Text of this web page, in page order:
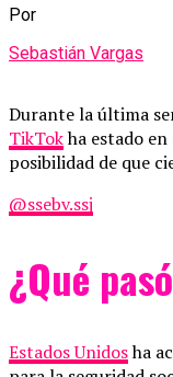
Por
Sebastián Vargas
Durante la última
TikTokha estado
posibilidad de que
@ssebv.ssj
¿Qué
Estados Unidosha